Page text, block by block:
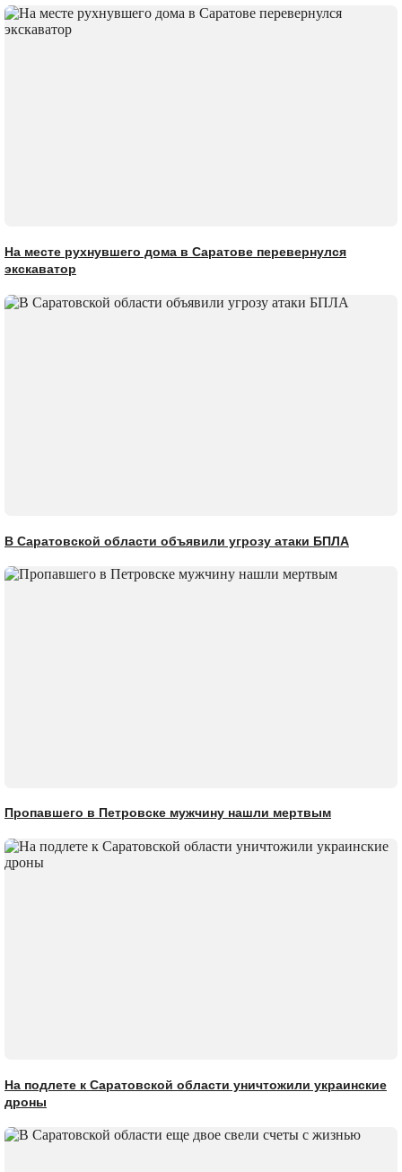
На месте рухнувшего дома в Саратове перевернулся
экскаватор
В Саратовской области объявили угрозу атаки БПЛА
Пропавшего в Петровске мужчину нашли мертвым
На подлете к Саратовской области уничтожили украинские
дроны